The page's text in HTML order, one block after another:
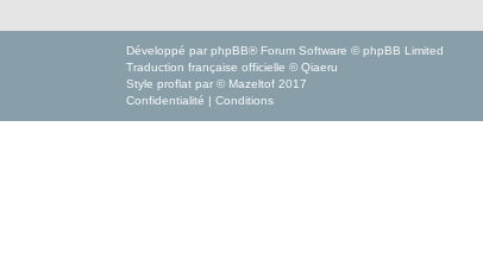
Développé par phpBB® Forum Software © phpBB Limited
Traduction française officielle © Qiaeru
Style proflat par © Mazeltof 2017
Confidentialité | Conditions